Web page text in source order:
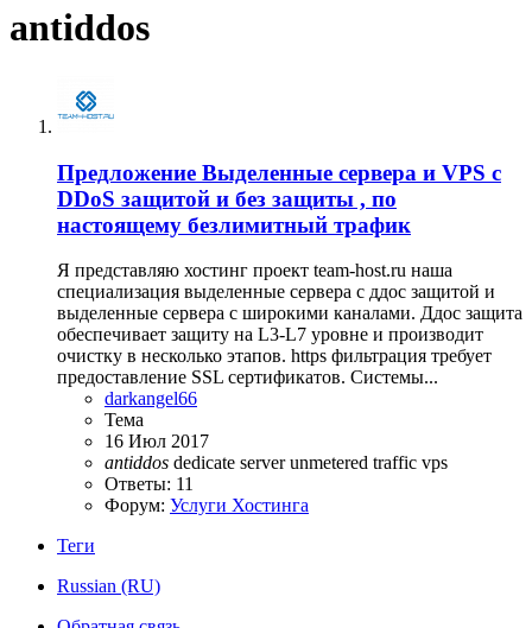
antiddos
Предложение Выделенные сервера и VPS с
DDoS защитой и без защиты , по
настоящему безлимитный трафик
Я представляю хостинг проект team-host.ru наша
специализация выделенные сервера с ддос защитой и
выделенные сервера с широкими каналами. Ддос защита
обеспечивает защиту на L3-L7 уровне и производит
очистку в несколько этапов. https фильтрация требует
предоставление SSL сертификатов. Системы...
darkangel66
Тема
16 Июл 2017
antiddos dedicate serverunmetered traffic vps
Ответы: 11
Форум: Услуги Хостинга
Теги
Russian (RU)